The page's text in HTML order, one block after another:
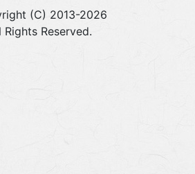
(C) 2013-2026
Rights Reserved.